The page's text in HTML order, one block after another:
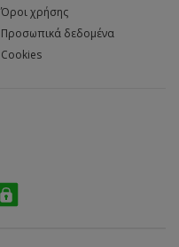
Όροι χρήσης
Προσωπικά δεδομένα
Cookies